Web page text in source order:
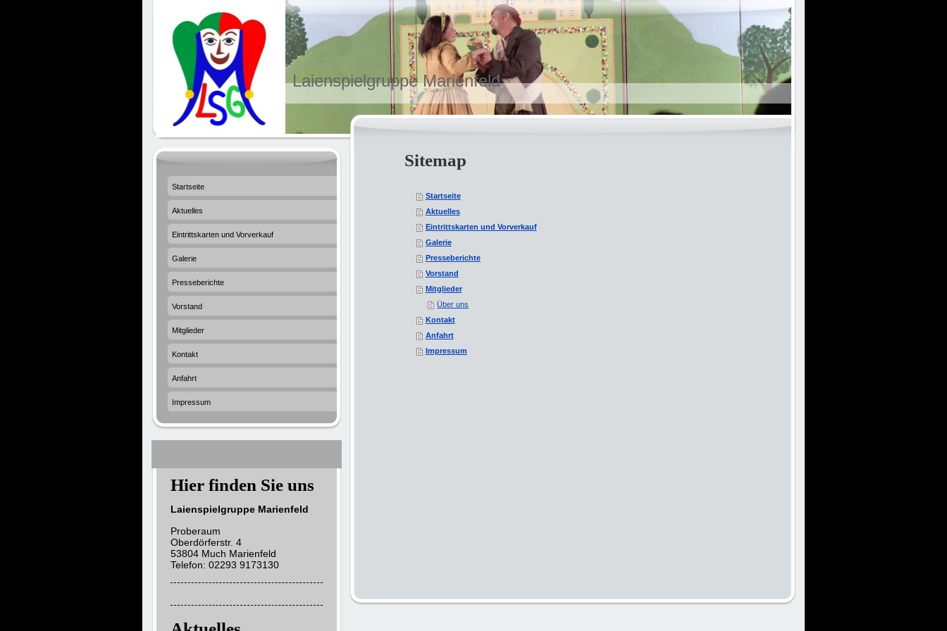
Laienspielgruppe Marienfeld
Sitemap
Startseite
Aktuelles
Eintrittskarten und Vorverkauf
Galerie
Presseberichte
Vorstand
Mitglieder
Über uns
Kontakt
Anfahrt
Impressum
Startseite
Aktuelles
Eintrittskarten und Vorverkauf
Galerie
Presseberichte
Vorstand
Mitglieder
Kontakt
Anfahrt
Impressum
Hier finden Sie uns
Laienspielgruppe Marienfeld
Proberaum
Oberdörferstr. 4
53804 Much Marienfeld
Telefon: 02293 9173130